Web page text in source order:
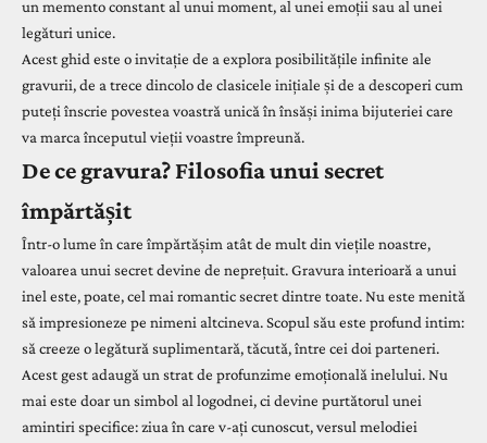
un memento constant al unui moment, al unei emoții sau al unei
legături unice.
Acest ghid este o invitație de a explora posibilitățile infinite ale
gravurii, de a trece dincolo de clasicele inițiale și de a descoperi cum
puteți înscrie povestea voastră unică în însăși inima bijuteriei care
va marca începutul vieții voastre împreună.
De ce gravura? Filosofia unui secret
împărtășit
Într-o lume în care împărtășim atât de mult din viețile noastre,
valoarea unui secret devine de neprețuit. Gravura interioară a unui
inel este, poate, cel mai romantic secret dintre toate. Nu este menită
să impresioneze pe nimeni altcineva. Scopul său este profund intim:
să creeze o legătură suplimentară, tăcută, între cei doi parteneri.
Acest gest adaugă un strat de profunzime emoțională inelului. Nu
mai este doar un simbol al logodnei, ci devine purtătorul unei
amintiri specifice: ziua în care v-ați cunoscut, versul melodiei